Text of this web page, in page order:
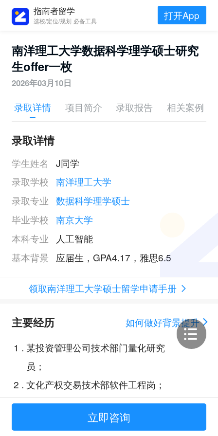
指南者留学
选校/定位/规划 必备工具 打开App
南洋理工大学数据科学理学硕士研究
生offer一枚
2026年03月10日
录取详情 项目简介 录取报告 相关案例
录取详情
学生姓名
J同学
录取学校 南洋理工大学
录取专业 数据科学理学硕士
毕业学校 南京大学
本科专业
人工智能
基本背景
应届生，GPA4.17，雅思6.5
领取南洋理工大学硕士留学申请手册
主要经历
如何做好背景提升
1 . 某投资管理公司技术部门量化研究
员；
2 . 文化产权交易技术部软件工程岗；
3.易方达杯人工智能+大赛；
2025花旗杯金融创新大赛；
立即咨询